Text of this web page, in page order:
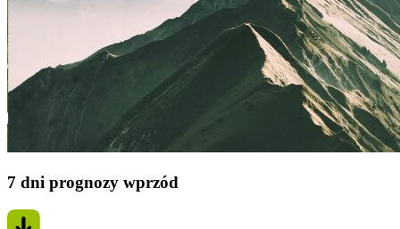
7 dni prognozy wprzód